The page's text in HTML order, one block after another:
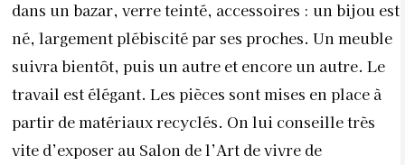
dans un bazar, verre teinté, accessoires : un bijou est
né, largement plébiscité par ses proches. Un meuble
suivra bientôt, puis un autre et encore un autre. Le
travail est élégant. Les pièces sont mises en place à
partir de matériaux recyclés. On lui conseille très
vite d’exposer au Salon de l’Art de vivre de